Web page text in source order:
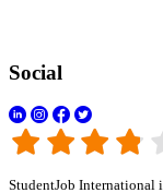
Social
StudentJob International